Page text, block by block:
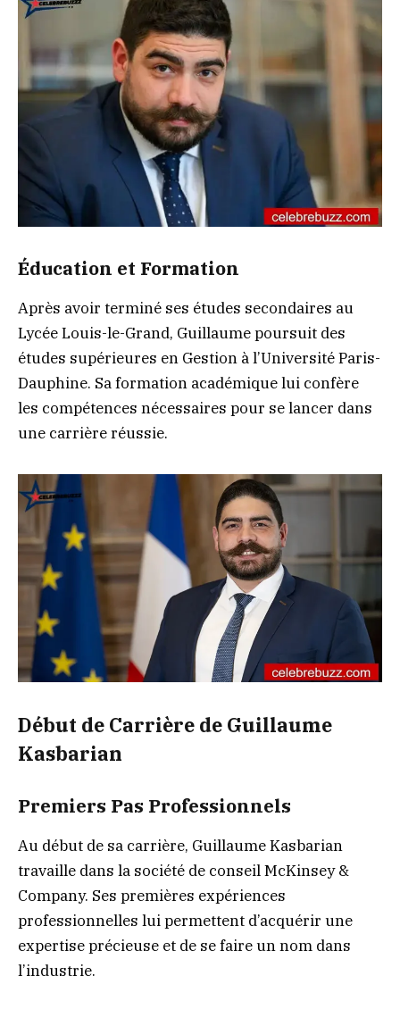
Éducation et Formation
Après avoir terminé ses études secondaires au
Lycée Louis-le-Grand, Guillaume poursuit des
études supérieures en Gestion à l’Université Paris-
Dauphine. Sa formation académique lui confère
les compétences nécessaires pour se lancer dans
une carrière réussie.
Début de Carrière de Guillaume
Kasbarian
Premiers Pas Professionnels
Au début de sa carrière, Guillaume Kasbarian
travaille dans la société de conseil McKinsey &
Company. Ses premières expériences
professionnelles lui permettent d’acquérir une
expertise précieuse et de se faire un nom dans
l’industrie.